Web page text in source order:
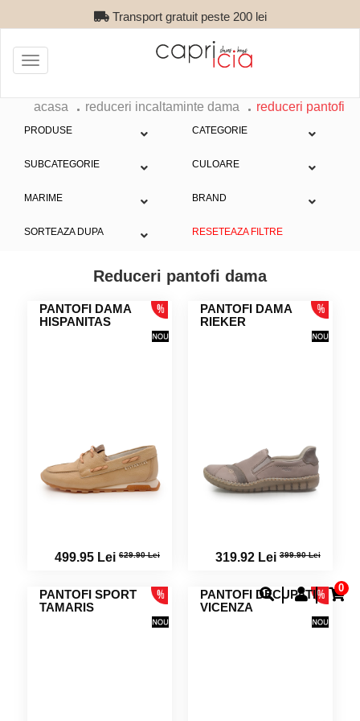
Transport gratuit peste 200 lei
0
Toggle
navigation
acasa reduceri incaltaminte dama reduceri pantofi
PRODUSE CATEGORIE
SUBCATEGORIE CULOARE
MARIME BRAND
SORTEAZA DUPA RESETEAZA FILTRE
Reduceri pantofi dama
PANTOFI DAMA
HISPANITAS
499.95 Lei 629.90 Lei
PANTOFI DAMA
RIEKER
319.92 Lei399.90 Lei
PANTOFI SPORT
TAMARIS
PANTOFI DECUPATI
VICENZA